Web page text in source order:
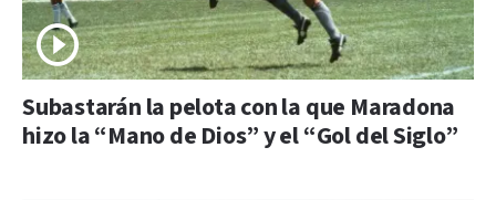
Subastarán la pelota con la que Maradona
hizo la “Mano de Dios” y el “Gol del Siglo”